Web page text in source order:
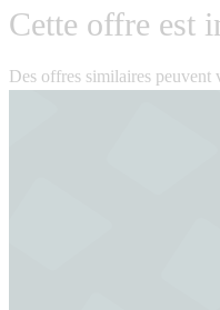
Cette offre est
Des offres similaires